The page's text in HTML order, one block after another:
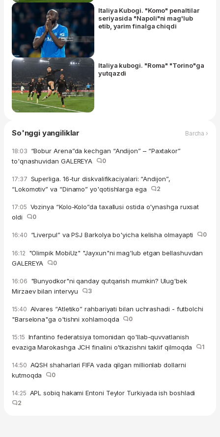
Italiya Kubogi. "Komo" penaltilar
seriyasida "Napoli"ni mag'lub
etib, yarim finalga chiqdi
Italiya kubogi. "Roma" "Torino"ga
yutqazdi
So'nggi yangiliklar Barcha ›
18:03 “Bobur Arena”da kechgan “Andijon” – “Paxtakor”
to'qnashuvidan GALEREYA
0
17:37 Superliga. 16-tur diskvalifikaciyalari: “Andijon”,
“Lokomotiv” va “Dinamo” yo'qotishlarga ega
2
17:05 Vozinya “Kolo-Kolo”da taxallusi ostida o'ynashga ruxsat
oldi
0
16:40 “Liverpul” va PSJ Barkolya bo'yicha kelisha olmayapti 0
16:12 "Olimpik MobiUz" "Jayxun"ni mag'lub etgan bellashuvdan
GALEREYA
0
16:06 "Bunyodkor"ni qanday qutqarish mumkin? Ulug'bek
Mirzaev bilan intervyu
3
15:40 Alvares “Atletiko” rahbariyati bilan uchrashadi - futbolchi
"Barselona"ga o'tishni xohlamoqda
0
15:15 Infantino federatsiya tomonidan qo'llab-quvvatlanish
evaziga Marokashga JCH finalini o'tkazishni taklif qilmoqda
1
14:50 AQSH shaharlari FIFA vada qilgan millionlab dollarni
kutmoqda
0
14:25 APL sobiq hakami Entoni Teylor Turkiyada ish boshladi
2